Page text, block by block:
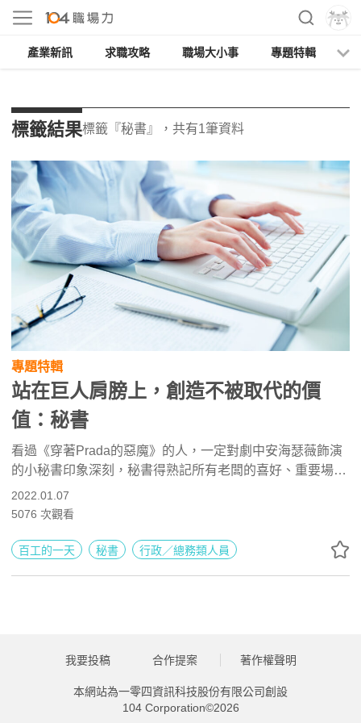
產業新訊 求職攻略 職場大小事 專題特輯
標籤結果標籤『秘書』，共有1筆資料
專題特輯
站在巨人肩膀上，創造不被取代的價
值：秘書
看過《穿著Prada的惡魔》的人，一定對劇中安海瑟薇飾演
的小秘書印象深刻，秘書得熟記所有老闆的喜好、重要場合
的每個賓客姓名、電話不敢漏接等等，對老闆的要求使命必
達！電影的演出當然是極端了一些，但其實也顯示了秘書工
的左右手。
2022.01.07
5076 次觀看
百工的一天 秘書 行政／總務類人員
我要投稿 合作提案 著作權聲明
本網站為一零四資訊科技股份有限公司創設
104 Corporation©2026